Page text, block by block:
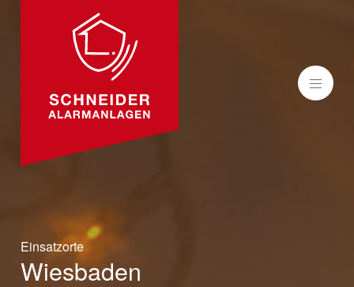
Einsatzorte
Wiesbaden